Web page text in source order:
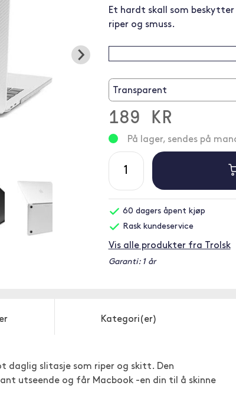
Et hardt skall som
riper og smuss.
Transparent
189 KR
På lager, sendes på
60 dagers åpent kjøp
Rask kundeservice
Vis alle produkter fra Trolsk
Garanti: 1 år
Kategori(er)
daglig slitasje som riper og skitt. Den
utseende og får Macbook -en din til å skinne